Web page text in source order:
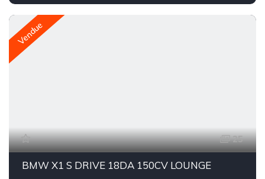
Vendue
25
BMW X1 S DRIVE 18DA 150CV LOUNGE